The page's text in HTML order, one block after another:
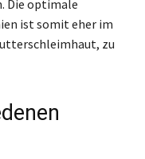
Die optimale
ist somit eher im
zu